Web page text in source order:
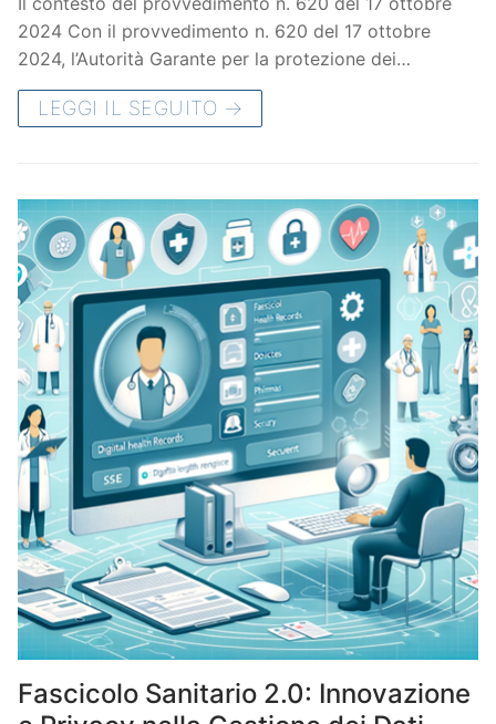
2024 Con il provvedimento n. 620 del 17 ottobre
2024, l’Autorità Garante per la protezione dei…
LEGGI IL SEGUITO →
Fascicolo Sanitario 2.0: Innovazione